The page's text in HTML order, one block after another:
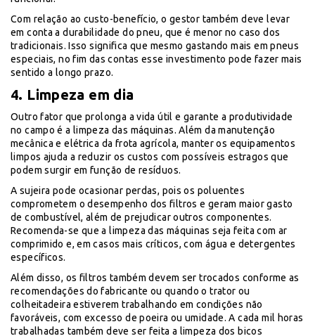
Com relação ao custo-benefício, o gestor também deve levar
em conta a durabilidade do pneu, que é menor no caso dos
tradicionais. Isso significa que mesmo gastando mais em pneus
especiais, no fim das contas esse investimento pode fazer mais
sentido a longo prazo.
4. Limpeza em dia
Outro fator que prolonga a vida útil e garante a produtividade
no campo é a limpeza das máquinas. Além da manutenção
mecânica e elétrica da frota agrícola, manter os equipamentos
limpos ajuda a reduzir os custos com possíveis estragos que
podem surgir em função de resíduos.
A sujeira pode ocasionar perdas, pois os poluentes
comprometem o desempenho dos filtros e geram maior gasto
de combustível, além de prejudicar outros componentes.
Recomenda-se que a limpeza das máquinas seja feita com ar
comprimido e, em casos mais críticos, com água e detergentes
específicos.
Além disso, os filtros também devem ser trocados conforme as
recomendações do fabricante ou quando o trator ou
colheitadeira estiverem trabalhando em condições não
favoráveis, com excesso de poeira ou umidade. A cada mil horas
trabalhadas também deve ser feita a limpeza dos bicos